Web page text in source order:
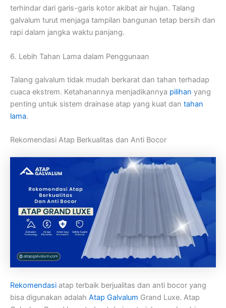
terhindar dari garis-garis kotor akibat air hujan. Talang
galvalum turut menjaga tampilan bangunan tetap bersih dan
rapi dalam jangka waktu panjang.
6. Lebih Tahan Lama dalam Penggunaan
Talang galvalum tidak mudah berkarat dan tahan terhadap
cuaca ekstrem. Ketahanannya menjadikannya pilihan yang
penting untuk sistem drainase atap yang kuat dan tahan
lama.
Rekomendasi Atap Berkualitas dan Anti Bocor
Rekomendasi atap terbaik berjualitas dan anti bocor yang
bisa digunakan adalah Atap Galvalum Grand Luxe. Atap